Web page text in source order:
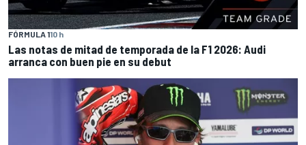
FÓRMULA 110 h
Las notas de mitad de temporada de la F1 2026: Audi
arranca con buen pie en su debut